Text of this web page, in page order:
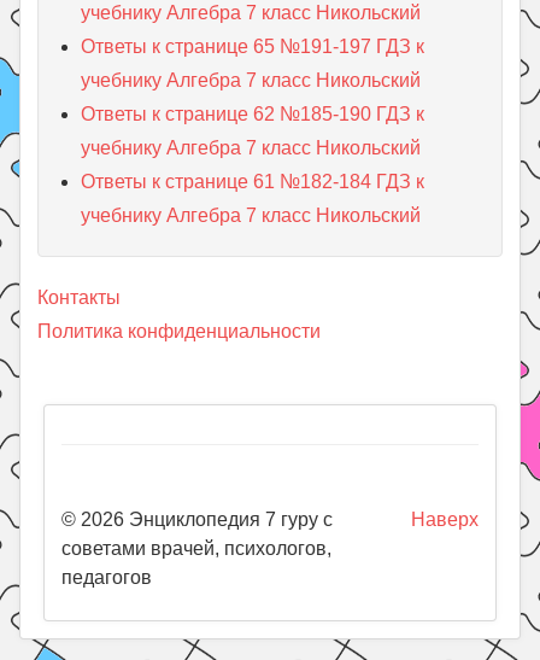
учебнику Алгебра 7 класс Никольский
Ответы к странице 65 №191-197 ГДЗ к
учебнику Алгебра 7 класс Никольский
Ответы к странице 62 №185-190 ГДЗ к
учебнику Алгебра 7 класс Никольский
Ответы к странице 61 №182-184 ГДЗ к
учебнику Алгебра 7 класс Никольский
Контакты
Политика конфиденциальности
Наверх
© 2026 Энциклопедия 7 гуру с
советами врачей, психологов,
педагогов